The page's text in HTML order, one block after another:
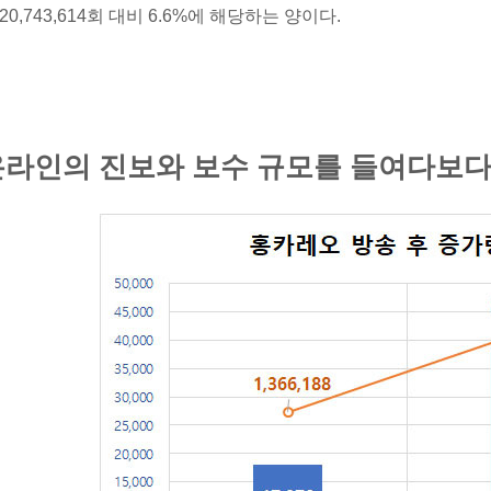
회 대비 6.6%에 해당하는 양이다.
인의 진보와 보수 규모를 들여다보다